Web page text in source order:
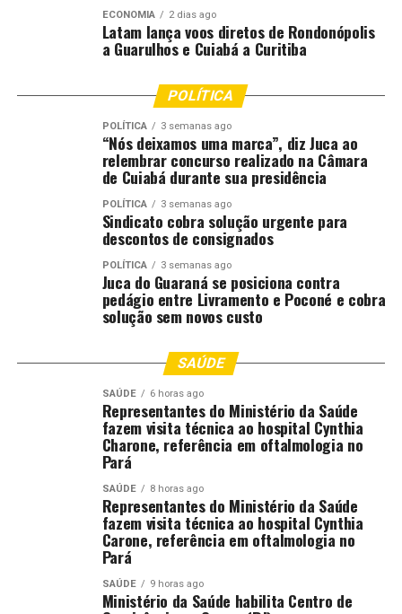
Wenceslau Júnior também reforçou que “mesmo com a
baixa dos indicadores, a percepção positiva sobre
emprego e renda em comparação ao ano anterior
demonstra que o mercado de trabalho continua sendo
um importante fator de sustentação da confiança das
Sobre o Nível de Consumo Atual, de acordo com a
análise do IPF-MT, 44,0% dos entrevistados afirmaram
estar comprando menos em comparação ao ano
passado, enquanto 41,8% disseram consumir mais.
Apesar desse cenário, as expectativas permanecem
positivas: 47,7% acreditam que o consumo tende a
aumentar nos próximos meses, enquanto 42,0%
consumidor esteja mais atento aos gastos, mantém
expectativas de melhora profissional e de estabilidade
Com isso, o presidente da federação concluiu: “As
expectativas de crescimento do consumo permanecem
superiores às de retração, indicando que as famílias
mantêm perspectivas favoráveis para os próximos
meses, apesar da cautela observada no momento atual”,
afirmou Wenceslau Júnior.
Comentários
ECONOMIA 2 dias ago
Latam lança voos diretos de Rondonópolis
a Guarulhos e Cuiabá a Curitiba
POLÍTICA
POLÍTICA 3 semanas ago
“Nós deixamos uma marca”, diz Juca ao
relembrar concurso realizado na Câmara
de Cuiabá durante sua presidência
POLÍTICA 3 semanas ago
Sindicato cobra solução urgente para
descontos de consignados
POLÍTICA 3 semanas ago
Juca do Guaraná se posiciona contra
pedágio entre Livramento e Poconé e cobra
solução sem novos custo
SAÚDE
SAÚDE 6 horas ago
Representantes do Ministério da Saúde
fazem visita técnica ao hospital Cynthia
Charone, referência em oftalmologia no
Pará
SAÚDE 8 horas ago
Representantes do Ministério da Saúde
fazem visita técnica ao hospital Cynthia
Carone, referência em oftalmologia no
Pará
SAÚDE 9 horas ago
Ministério da Saúde habilita Centro de